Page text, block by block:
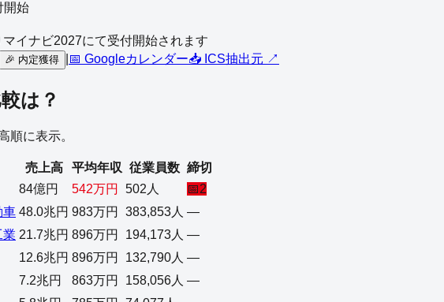
開始
イナビ2027にて受付開始されます
🎉 内定獲得 📅 Googleカレンダー📥 ICS抽出元 ↗
は？
順に表示。
売上高 平均年収 従業員数 締切
84億円 542万円 502人 📅2
車 48.0兆円 983万円 383,853人 —
業 21.7兆円 896万円 194,173人 —
12.6兆円 896万円 132,790人 —
7.2兆円 863万円 158,056人 —